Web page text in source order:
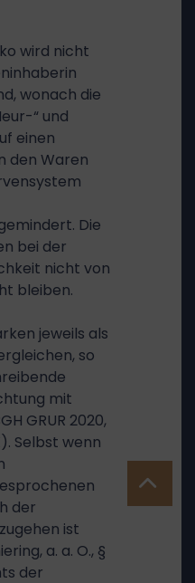
wird nicht
wonach die
“ und
einen
den Waren
Die
bei der
nicht von
bleiben.
jeweils als
so
mit
GRUR 2020,
Selbst wenn
der
ist
a. a. O., §
der